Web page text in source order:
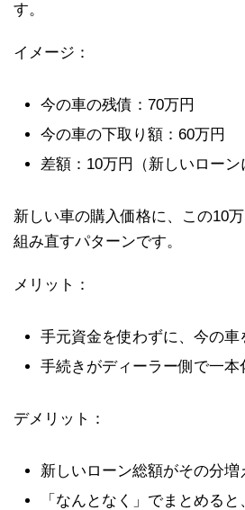
す。
イメージ：
今の車の残債：70万円
今の車の下取り額：60万円
差額：10万円（新しいローン
新しい車の購入価格に、この10
組み直すパターンです。
メリット：
手元資金を使わずに、今の車
手続きがディーラー側で一本
デメリット：
新しいローン総額がその分増
「なんとなく」でまとめる